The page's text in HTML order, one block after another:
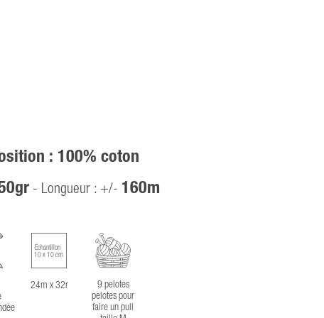
: 100% coton
- Longueur : +/- 160m
Échantillon
10 x 10 cm
24m x 32r
9 pelotes
pelotes pour
faire un pull